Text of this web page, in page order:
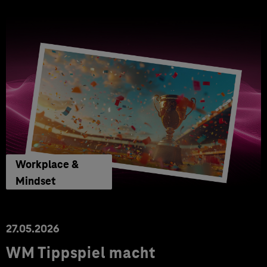
Workplace &
Mindset
27.05.2026
WM Tippspiel macht